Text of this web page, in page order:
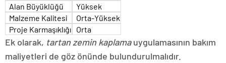
Alan Büyüklüğü
Yüksek
Malzeme Kalitesi
Orta-Yüksek
Proje Karmaşıklığı Orta
Ek olarak, tartan zemin kaplamauygulamasının bakım
maliyetleri de göz önünde bulundurulmalıdır.